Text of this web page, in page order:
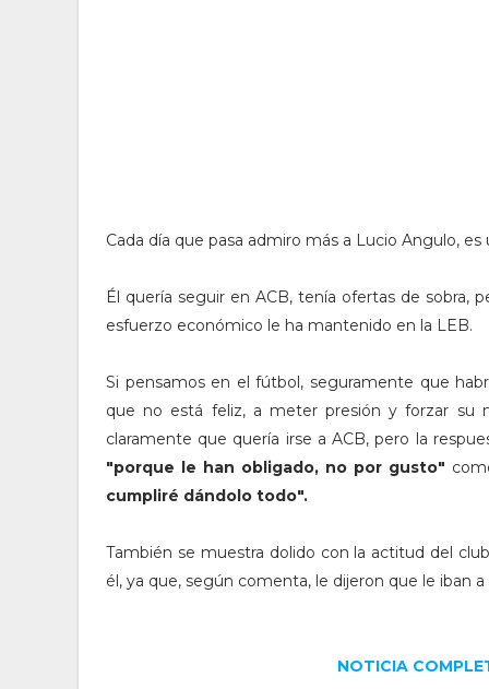
Cada día que pasa admiro más a Lucio Angulo,
Él quería seguir en ACB, tenía ofertas de
esfuerzo económico le ha mantenido en la LEB.
Si pensamos en el fútbol, seguramente que
que no está feliz, a meter presión y forzar su
claramente que quería irse a ACB, pero la
"porque le han obligado, no por gusto"
cumpliré dándolo todo".
También se muestra dolido con la actitud del
él, ya que, según comenta, le dijeron que le iban
NOTICIA